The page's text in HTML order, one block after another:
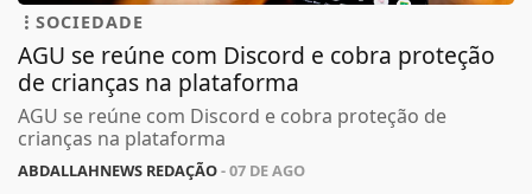
SOCIEDADE
AGU se reúne com Discord e cobra proteção
de crianças na plataforma
AGU se reúne com Discord e cobra proteção de
crianças na plataforma
ABDALLAHNEWS REDAÇÃO- 07 DE AGO